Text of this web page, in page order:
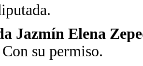
Jazmín Elena
su permiso.